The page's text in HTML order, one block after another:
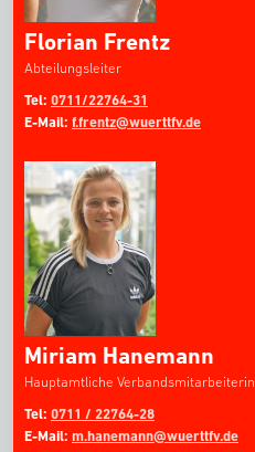
Florian Frentz
Abteilungsleiter
Tel: 0711/22764-31
E-Mail: f.frentz@wuerttfv.de
Miriam Hanemann
Hauptamtliche Verbandsmitarbeiterin
Tel: 0711 / 22764-28
E-Mail: m.hanemann@wuerttfv.de